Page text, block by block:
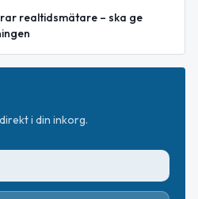
realtidsmätare – ska ge
i din inkorg.